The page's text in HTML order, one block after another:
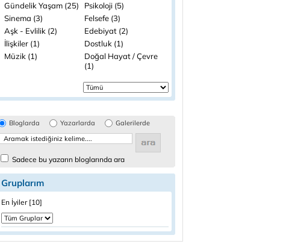
Gündelik Yaşam (25)
Psikoloji (5)
Sinema (3)
Felsefe (3)
Aşk - Evlilik (2)
Edebiyat (2)
İlişkiler (1)
Dostluk (1)
Müzik (1)
Doğal Hayat / Çevre
(1)
Bloglarda Yazarlarda Galerilerde
Sadece bu yazarın bloglarında ara
Gruplarım
En İyiler [10]